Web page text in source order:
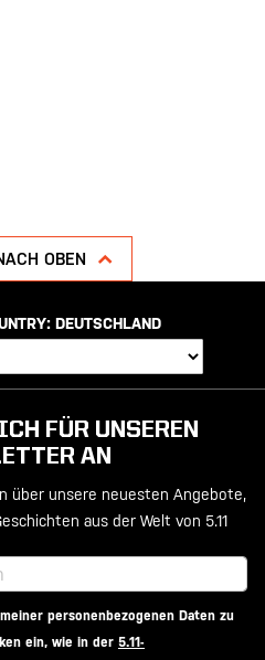
OBEN
DEUTSCHLAND
FÜR UNSEREN
AN
über unsere neuesten Angebote,
aus der Welt von 5.11
personenbezogenen Daten zu
ein, wie in der 5.11-